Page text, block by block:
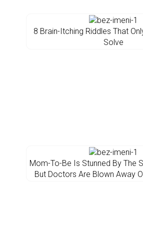
8 Brain-Itching Riddles That
Solve
Mom-To-Be Is Stunned By The
But Doctors Are Blown Away